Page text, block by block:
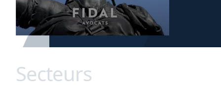
Secteurs